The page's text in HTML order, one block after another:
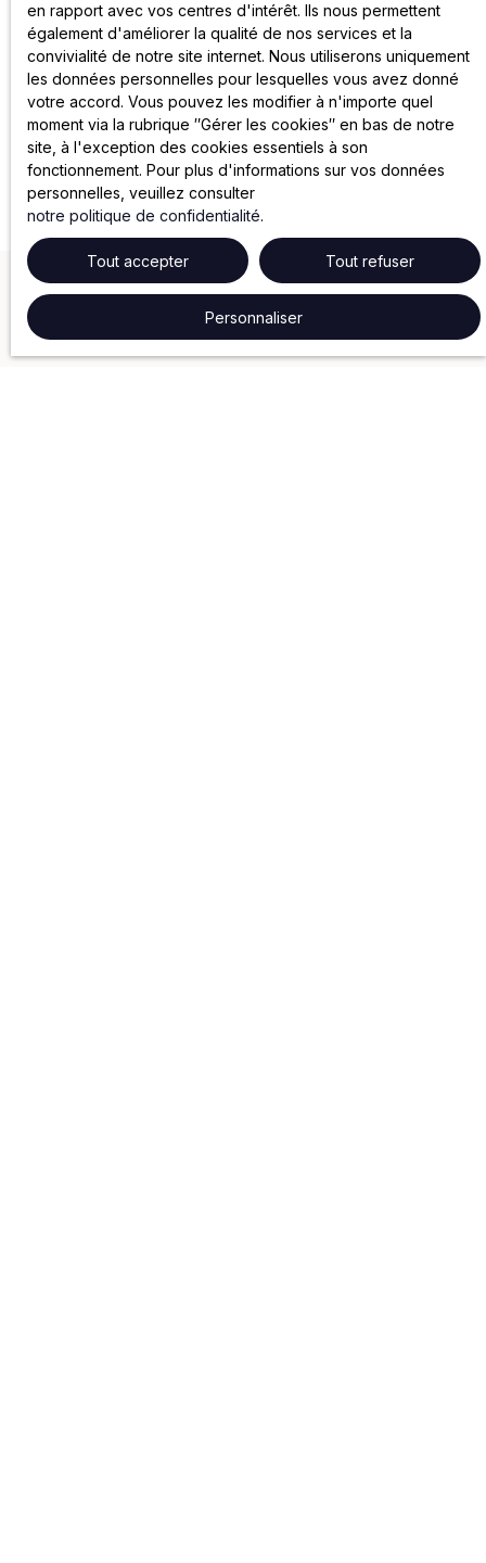
en rapport avec vos centres d'intérêt. Ils nous permettent
également d'améliorer la qualité de nos services et la
convivialité de notre site internet. Nous utiliserons uniquement
les données personnelles pour lesquelles vous avez donné
votre accord. Vous pouvez les modifier à n'importe quel
moment via la rubrique ″Gérer les cookies″ en bas de notre
site, à l'exception des cookies essentiels à son
fonctionnement. Pour plus d'informations sur vos données
personnelles, veuillez consulter
notre politique de confidentialité.
Tout accepter Tout refuser
Personnaliser